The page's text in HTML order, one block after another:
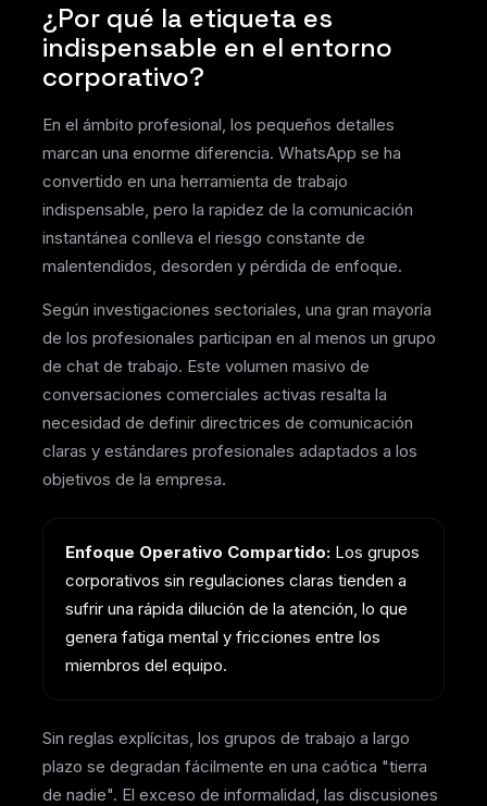
¿Por qué la etiqueta es
indispensable en el entorno
corporativo?
En el ámbito profesional, los pequeños detalles
marcan una enorme diferencia. WhatsApp se ha
convertido en una herramienta de trabajo
indispensable, pero la rapidez de la comunicación
instantánea conlleva el riesgo constante de
malentendidos, desorden y pérdida de enfoque.
Según investigaciones sectoriales, una gran mayoría
de los profesionales participan en al menos un grupo
de chat de trabajo. Este volumen masivo de
conversaciones comerciales activas resalta la
necesidad de definir directrices de comunicación
claras y estándares profesionales adaptados a los
objetivos de la empresa.
Enfoque Operativo Compartido:Los grupos
corporativos sin regulaciones claras tienden a
sufrir una rápida dilución de la atención, lo que
genera fatiga mental y fricciones entre los
miembros del equipo.
Sin reglas explícitas, los grupos de trabajo a largo
plazo se degradan fácilmente en una caótica "tierra
de nadie". El exceso de informalidad, las discusiones